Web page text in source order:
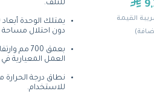
القيمة
للتلف.
دون احتلال مساحة
العمل المعيارية
للاستخدام.